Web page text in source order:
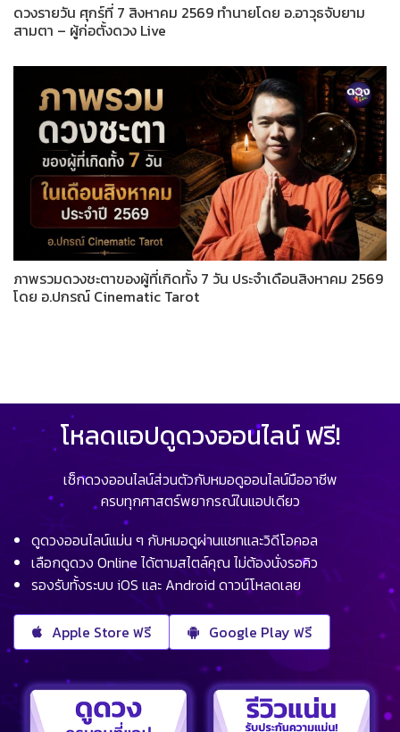
ดวงรายวัน ศุกร์ที่ 7 สิงหาคม 2569 ทำนายโดย อ.อาวุธจับยาม
สามตา – ผู้ก่อตั้งดวง Live
ภาพรวมดวงชะตาของผู้ที่เกิดทั้ง 7 วัน ประจำเดือนสิงหาคม 2569
โดย อ.ปกรณ์ Cinematic Tarot
โหลดแอปดูดวงออนไลน์ ฟรี!
เช็กดวงออนไลน์ส่วนตัวกับหมอดูออนไลน์มืออาชีพ
ครบทุกศาสตร์พยากรณ์ในแอปเดียว
ดูดวงออนไลน์แม่น ๆ กับหมอดูผ่านแชทและวิดีโอคอล
เลือกดูดวง Online ได้ตามสไตล์คุณ ไม่ต้องนั่งรอคิว
รองรับทั้งระบบ iOS และ Android ดาวน์โหลดเลย
Apple Store ฟรี Google Play ฟรี